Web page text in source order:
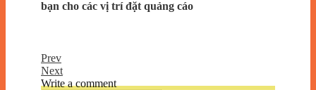
bạn cho các vị trí đặt quảng cáo
Prev
Next
Write a comment